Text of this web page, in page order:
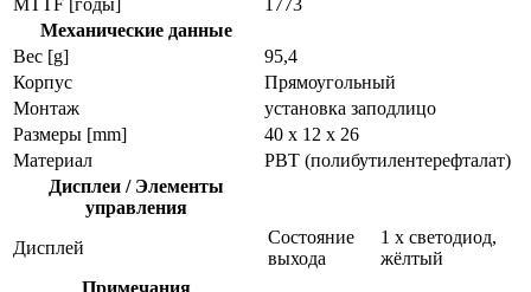
Механические данные
Вес [g]
95,4
Корпус
Прямоугольный
Монтаж
установка заподлицо
Размеры [mm]
40 x 12 x 26
Материал
PBT (полибутилентерефталат)
Дисплеи / Элементы
управления
Дисплей
Состояние
выхода
1 x светодиод,
жёлтый
Примечания